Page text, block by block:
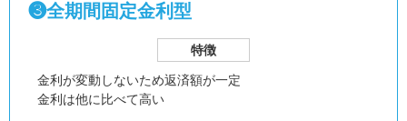
❸全期間固定金利型
特徴
金利が変動しないため返済額が一定
金利は他に比べて高い